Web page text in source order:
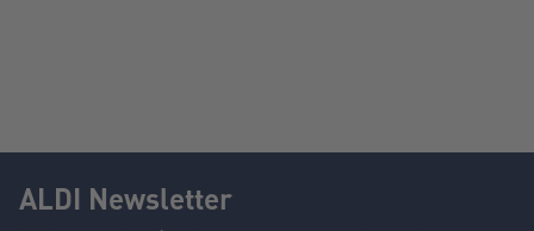
ALDI Newsletter